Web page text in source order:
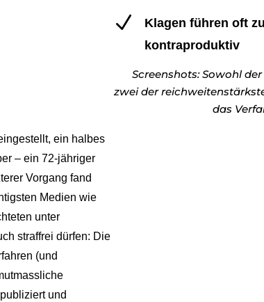
N
Klagen führen oft
kontraproduktiv
ein halbes
– ein 72-jähriger
Vorgang fand
Medien wie
unter
straffrei dürfen: Die
(und
und
Screenshots: Sowohl der
zwei der
das